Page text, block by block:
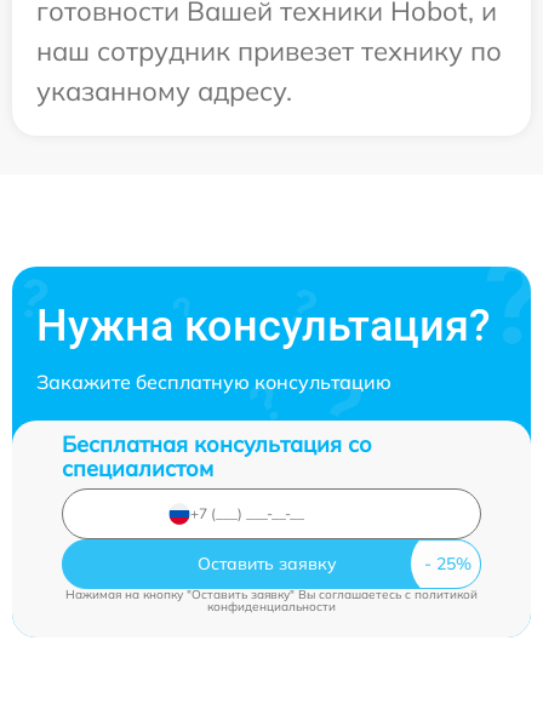
готовности Вашей техники Hobot, и
наш сотрудник привезет технику по
указанному адресу.
Нужна консультация?
Закажите бесплатную консультацию
Бесплатная консультация со
специалистом
Оставить заявку
Нажимая на кнопку "Оставить заявку" Вы соглашаетесь cполитикой
конфиденциальности